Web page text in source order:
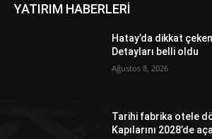
YATIRIM HABERLERİ
Hatay’da dikkat
Detayları belli oldu
Ağustos 8, 2026
Tarihi fabrika otele
Kapılarını 2028’de